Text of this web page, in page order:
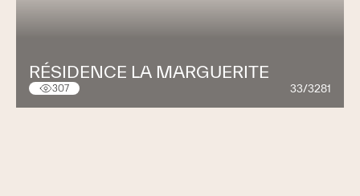
RÉSIDENCE LA MARGUERITE
307 33/3281